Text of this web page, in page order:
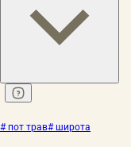
# пот трав# широта